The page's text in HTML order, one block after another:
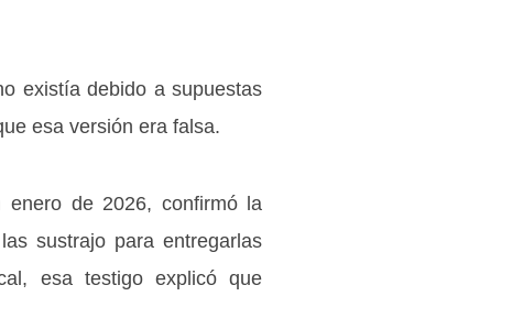
existía debido a supuestas
esa versión era falsa.
enero de 2026, confirmó la
sustrajo para entregarlas
esa testigo explicó que